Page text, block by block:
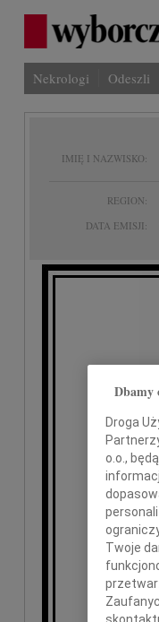
Nekrologi Odeszli
IMIĘ I NAZWISKO:
REGION:
DATA EMISJI:
Dbamy
Droga
o.o.,
Twoje